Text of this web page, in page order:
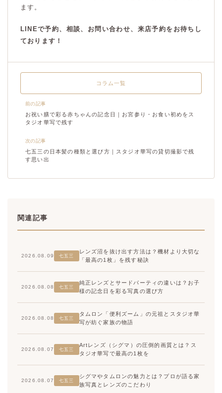
ます。
LINEで予約、相談、お問い合わせ、来店予約をお待ちし
ております！
前の記事
お祝い膳で彩る赤ちゃんの記念日｜お宮参り・お食い初めをス
タジオ華写で残す
コラム一覧
次の記事
七五三の日本髪の種類と選び方｜スタジオ華写の貸切撮影で残
す思い出
関連記事
2026.08.09 七五三
レンズ沼を抜け出す方法は？機材より大切な
「最高の1枚」を残す秘訣
2026.08.08 七五三
純正レンズとサードパーティの違いは？お子
様の記念日を彩る写真の選び方
2026.08.08 七五三
タムロン「便利ズーム」の元祖とスタジオ華
写が紡ぐ家族の物語
2026.08.07 七五三
Artレンズ（シグマ）の圧倒的画質とは？ス
タジオ華写で最高の1枚を
2026.08.07 七五三
シグマやタムロンの魅力とは？プロが語る家
族写真とレンズのこだわり